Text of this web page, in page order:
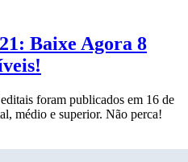
Baixe Agora 8
foram publicados em 16 de
médio e superior. Não perca!